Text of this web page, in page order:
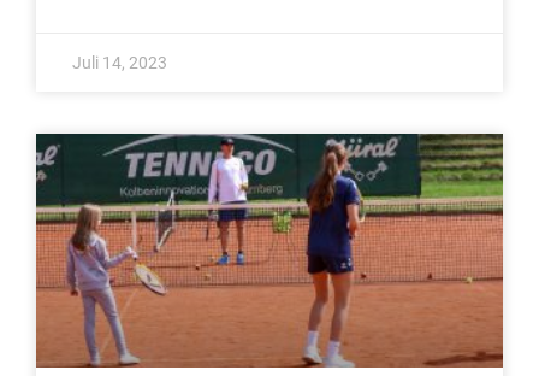
Juli 14, 2023